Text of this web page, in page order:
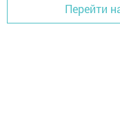
Перейти